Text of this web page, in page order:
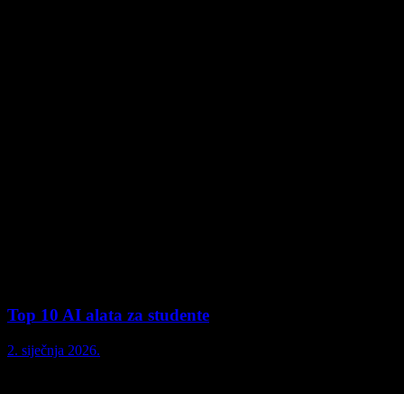
Top 10 AI alata za studente
2. siječnja 2026.